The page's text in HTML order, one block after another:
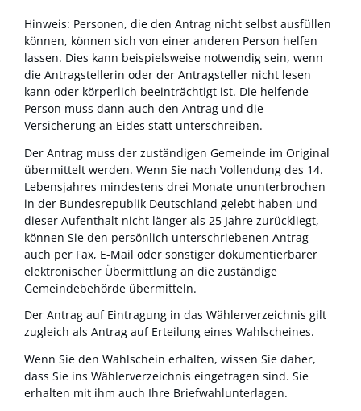
Hinweis: Personen, die den Antrag nicht selbst ausfüllen
können, können sich von einer anderen Person helfen
lassen. Dies kann beispielsweise notwendig sein, wenn
die Antragstellerin oder der Antragsteller nicht lesen
kann oder körperlich beeinträchtigt ist. Die helfende
Person muss dann auch den Antrag und die
Versicherung an Eides statt unterschreiben.
Der Antrag muss der zuständigen Gemeinde im Original
übermittelt werden. Wenn Sie nach Vollendung des 14.
Lebensjahres mindestens drei Monate ununterbrochen
in der Bundesrepublik Deutschland gelebt haben und
dieser Aufenthalt nicht länger als 25 Jahre zurückliegt,
können Sie den persönlich unterschriebenen Antrag
auch per Fax, E-Mail oder sonstiger dokumentierbarer
elektronischer Übermittlung an die zuständige
Gemeindebehörde übermitteln.
Der Antrag auf Eintragung in das Wählerverzeichnis gilt
zugleich als Antrag auf Erteilung eines Wahlscheines.
Wenn Sie den Wahlschein erhalten, wissen Sie daher,
dass Sie ins Wählerverzeichnis eingetragen sind. Sie
erhalten mit ihm auch Ihre Briefwahlunterlagen.